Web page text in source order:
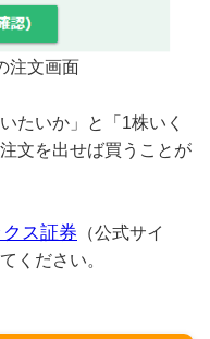
注文画面
たいか」と「1株いく
文を出せば買うことが
ス証券 （公式サイ
ください。